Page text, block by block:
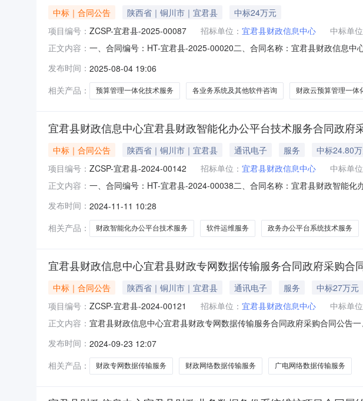
中标｜合同公告 陕西省｜铜川市｜宜君县
中标24万元
项目编号： ZCSP-宜君县-2025-00087 招标单位： 宜君县财政信息中心 中标单位
正文内容： 一、合同编号：HT-宜君县-2025-00020二、合同名称：宜君县财政信息
金谟西路崇文街联系方式：19909190049六、合同主要信息主要标的：序号
发布时间： 2025-08-04 19:06
相关产品：
预算管理一体化技术服务 各业务系统及其他软件咨询 财政云预算管理一体
宜君县财政信息中心宜君县财政智能化办公平台技术服务合同政府
中标｜合同公告 陕西省｜铜川市｜宜君县 通讯电子 服务
中标24.80
项目编号： ZCSP-宜君县-2024-00142 招标单位： 宜君县财政信息中心 中标单位
正文内容： 一、合同编号：HT-宜君县-2024-00038二、合同名称：宜君县财政智能
雁塔区曲江街道联系方式：17316608639六、合同主要信息主要标的：序
发布时间： 2024-11-11 10:28
相关产品：
财政智能化办公平台技术服务 软件运维服务 政务办公平台系统技术服务
宜君县财政信息中心宜君县财政专网数据传输服务合同政府采购合
中标｜合同公告 陕西省｜铜川市｜宜君县 通讯电子 服务
中标27万元
项目编号： ZCSP-宜君县-2024-00121 招标单位： 宜君县财政信息中心 中标单位
正文内容： 宜君县财政信息中心宜君县财政专网数据传输服务合同政府采购合同公告
应商(乙方)：陕西广电网络传媒（集团）股份有限公司宜君县支公司地址
发布时间： 2024-09-23 12:07
相关产品：
财政专网数据传输服务 财政网络数据传输服务 广电网络数据传输服务